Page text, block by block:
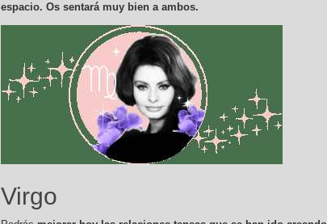
espacio. Os sentará muy bien a ambos.
Virgo